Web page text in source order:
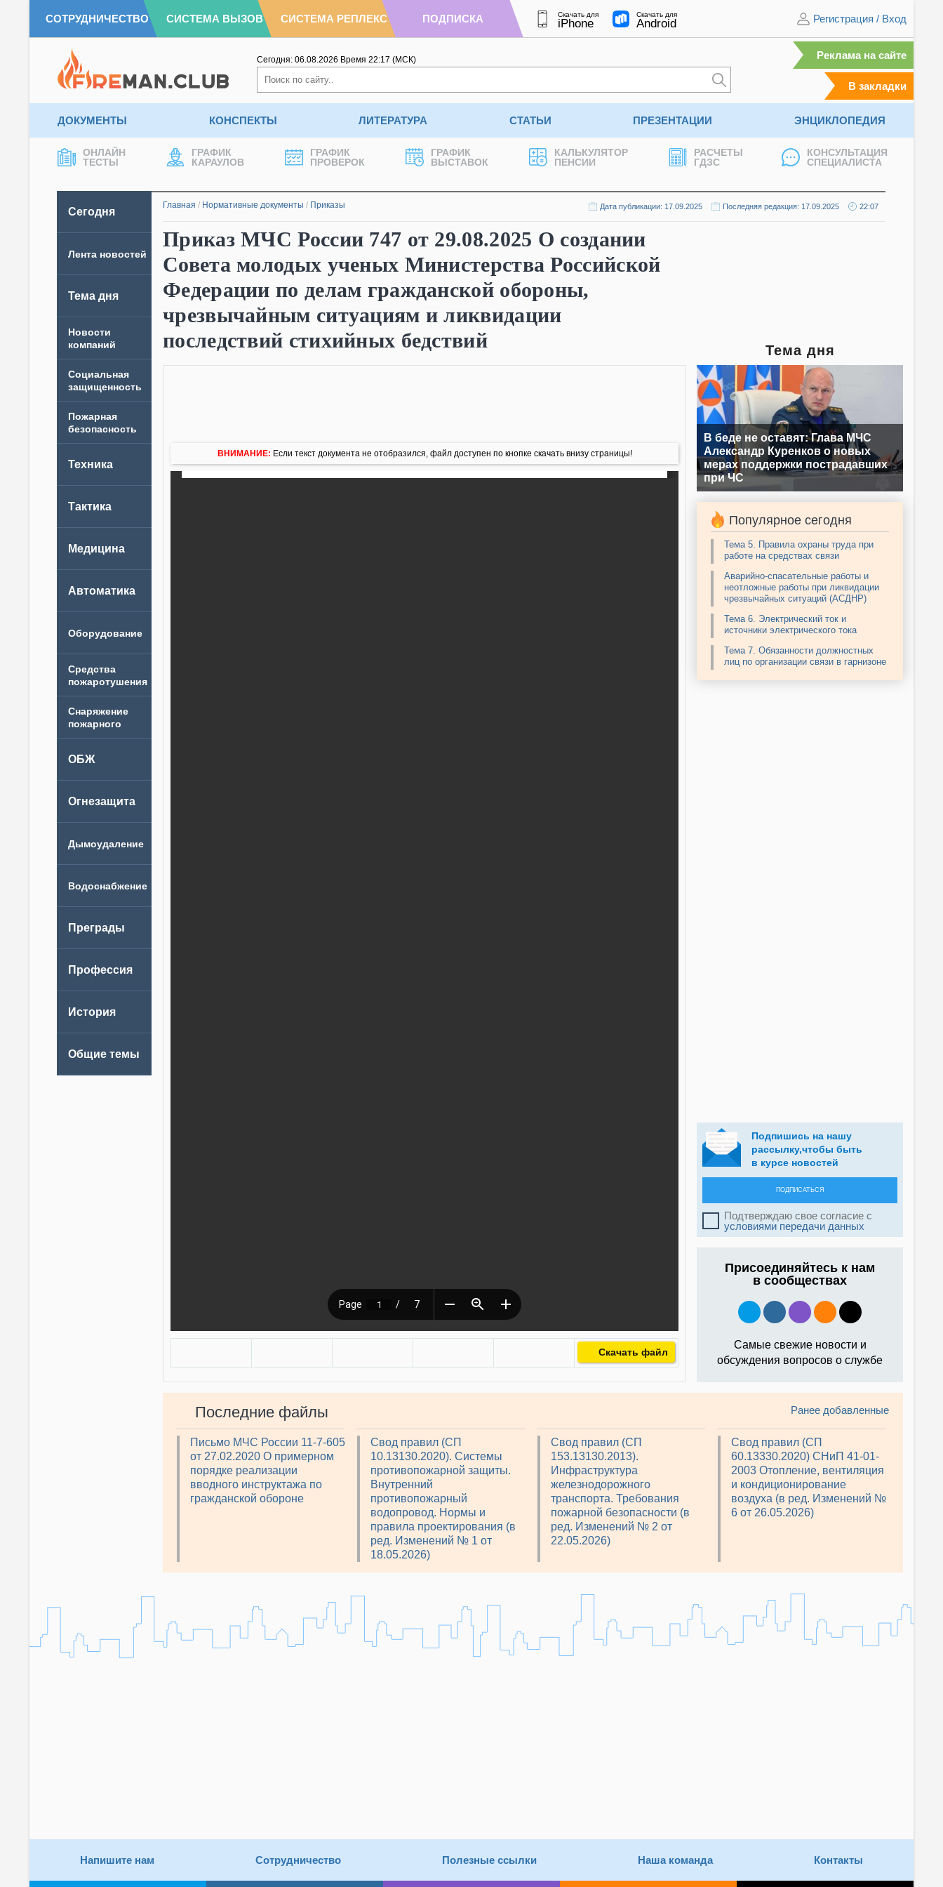
СОТРУДНИЧЕСТВО СИСТЕМА ВЫЗОВ СИСТЕМА РЕПЛЕКС ПОДПИСКА Скачать для
iPhone
Скачать для
Android Регистрация / Вход
Сегодня: 06.08.2026 Время 22:17 (МСК) Реклама на сайте
В закладки
ДОКУМЕНТЫ КОНСПЕКТЫ ЛИТЕРАТУРА СТАТЬИ ПРЕЗЕНТАЦИИ ЭНЦИКЛОПЕДИЯ
ОНЛАЙН
ТЕСТЫ
ГРАФИК
КАРАУЛОВ
ГРАФИК
ПРОВЕРОК
ГРАФИК
ВЫСТАВОК
КАЛЬКУЛЯТОР
ПЕНСИИ
РАСЧЕТЫ
ГДЗС
КОНСУЛЬТАЦИЯ
СПЕЦИАЛИСТА
Сегодня
Лента новостей
Тема дня
Новости
компаний
Главная / Нормативные документы / Приказы Дата публикации: 17.09.2025 Последняя редакция: 17.09.2025 22:07
Приказ МЧС России 747 от 29.08.2025 О создании
Совета молодых ученых Министерства Российской
Федерации по делам гражданской обороны,
чрезвычайным ситуациям и ликвидации
последствий стихийных бедствий
ВНИМАНИЕ: Если текст документа не отобразился, файл доступен по кнопке скачать внизу страницы!
Скачать файл
Тема дня
В беде не оставят: Глава МЧС
Александр Куренков о новых
мерах поддержки пострадавших
при ЧС
Популярное сегодня
Тема 5. Правила охраны труда при
работе на средствах связи
Аварийно-спасательные работы и
неотложные работы при ликвидации
чрезвычайных ситуаций (АСДНР)
Тема 6. Электрический ток и
источники электрического тока
Тема 7. Обязанности должностных
лиц по организации связи в гарнизоне
Подпишись на нашу
рассылку,чтобы быть
в курсе новостей
ПОДПИСАТЬСЯ
Подтверждаю свое согласие с
условиями передачи данных
Присоединяйтесь к нам
в сообществах
Самые свежие новости и
обсуждения вопросов о службе
Последние файлы
Письмо МЧС России 11-7-605
от 27.02.2020 О примерном
порядке реализации
вводного инструктажа по
гражданской обороне
Свод правил (СП
10.13130.2020). Системы
противопожарной защиты.
Внутренний
противопожарный
водопровод. Нормы и
правила проектирования (в
ред. Изменений № 1 от
18.05.2026)
Свод правил (СП
153.13130.2013).
Инфраструктура
железнодорожного
транспорта. Требования
пожарной безопасности (в
ред. Изменений № 2 от
22.05.2026)
Свод правил (СП
60.13330.2020) СНиП 41-01-
2003 Отопление, вентиляция
и кондиционирование
воздуха (в ред. Изменений №
6 от 26.05.2026)
Ранее добавленные
Напишите нам Сотрудничество Полезные ссылки Наша команда Контакты